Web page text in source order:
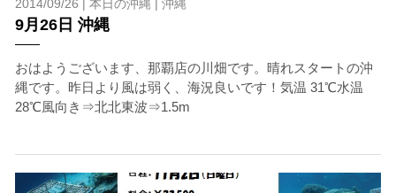
2014/09/26 | 本日の沖縄 | 沖縄
9月26日 沖縄
おはようございます、那覇店の川畑です。晴れスタートの沖
縄です。昨日より風は弱く、海況良いです！気温 31℃水温
28℃風向き⇒北北東波⇒1.5m
危険の告知
ホエールスイムは、通常のスノーケリングやスキンダイビ
ングに伴う危険に加え、予測不能なクジラの行動や、クジ
ラとの接触によってトラブルが発生する可能性がありま
す。さらに、流れのある海上で、船上からエントリーやエ
想定できないトラブルが発生する可能性があります。